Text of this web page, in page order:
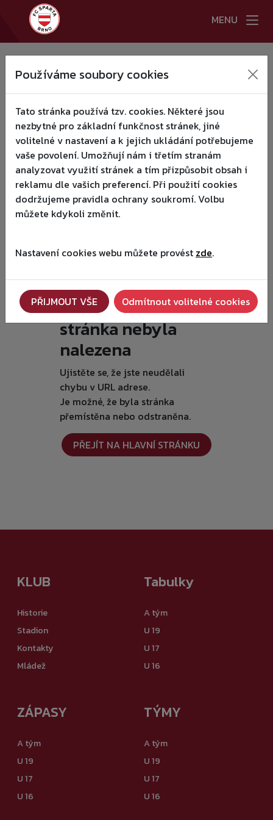
MENU
HLAVNÍ STRANA
NOVINKY
▾
A TÝM
▾
KLUB
▾
MLÁDEŽ
▾
KEMPY RAZB 2026:(
Je nám líto, ale
požadovaná
stránka nebyla
nalezena
Ujistěte se, že jste neudělali
chybu v URL adrese.
Je možné, že byla stránka
přemístěna nebo odstraněna.
PŘEJÍT NA HLAVNÍ STRÁNKU
KLUB
Historie
Stadion
Kontakty
Mládež
Tabulky
A tým
U 19
U 17
U 16
ZÁPASY
A tým
U 19
U 17
U 16
TÝMY
A tým
U 19
U 17
U 16
Používáme soubory cookies
Tato stránka používá tzv. cookies. Některé jsou
nezbytné pro základní funkčnost stránek, jiné
volitelné v nastavení a k jejich ukládání potřebujeme
vaše povolení. Umožňují nám i třetím stranám
analyzovat využití stránek a tím přizpůsobit obsah i
reklamu dle vašich preferencí. Při použití cookies
dodržujeme pravidla ochrany soukromí. Volbu
můžete kdykoli změnit.
Nastavení cookies webu můžete provést zde.
PŘIJMOUT VŠE Odmítnout volitelné cookies